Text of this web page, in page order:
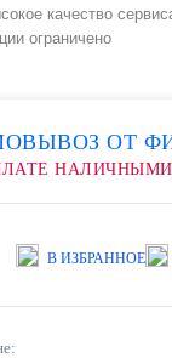
качество
ограничено
ОТ
НАЛИЧНЫМИ
В ИЗБРАННОЕ